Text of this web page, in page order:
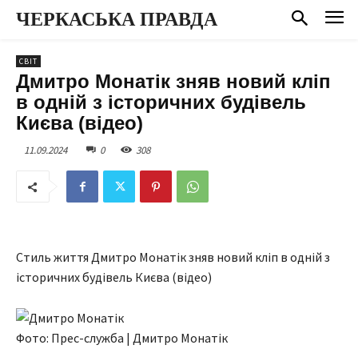
ЧЕРКАСЬКА ПРАВДА
СВІТ
Дмитро Монатік зняв новий кліп
в одній з історичних будівель
Києва (відео)
11.09.2024 0 308
Стиль життя Дмитро Монатік зняв новий кліп в одній з
історичних будівель Києва (відео)
Фото: Прес-служба | Дмитро Монатік